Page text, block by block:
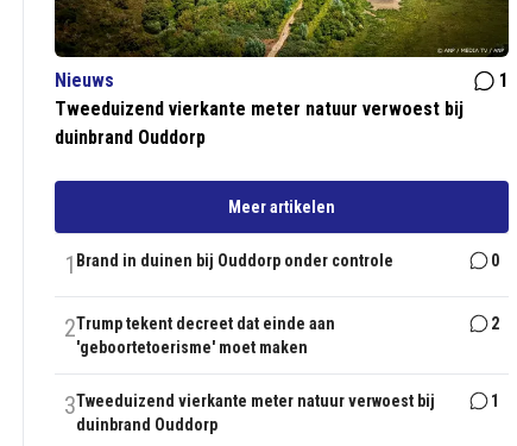
Nieuws
1
Tweeduizend vierkante meter natuur verwoest bij
duinbrand Ouddorp
Meer artikelen
1 Brand in duinen bij Ouddorp onder controle 0
2Trump tekent decreet dat einde aan
'geboortetoerisme' moet maken
2
3Tweeduizend vierkante meter natuur verwoest bij
duinbrand Ouddorp
1